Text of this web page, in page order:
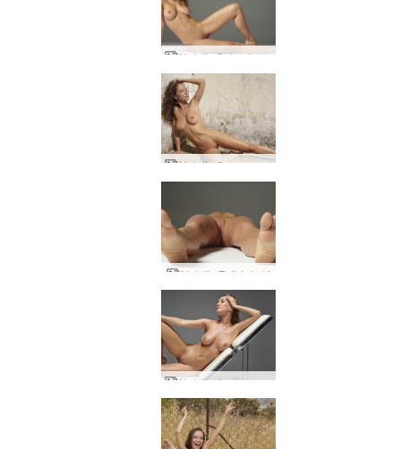
Natalia Sebuah studio telanjang
Natalia Seorang Pedesaan Rhodes
Natalia Fetish kaki
Natalia A melampaui kecantikan